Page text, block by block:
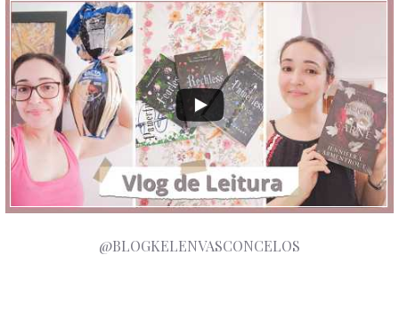
@BLOGKELENVASCONCELOS